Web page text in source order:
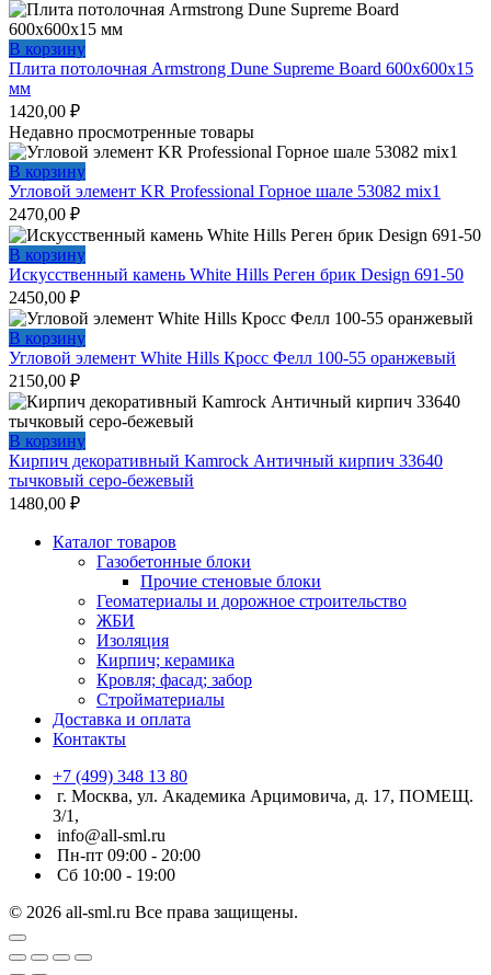
В корзину
Плита потолочная Armstrong Dune Supreme Board 600х600х15
мм
1420,00 ₽
Недавно просмотренные товары
В корзину
Угловой элемент KR Professional Горное шале 53082 mix1
2470,00 ₽
В корзину
Искусственный камень White Hills Реген брик Design 691-50
2450,00 ₽
В корзину
Угловой элемент White Hills Кросс Фелл 100-55 оранжевый
2150,00 ₽
В корзину
Кирпич декоративный Kamrock Античный кирпич 33640
тычковый серо-бежевый
1480,00 ₽
Каталог товаров
Газобетонные блоки
Прочие стеновые блоки
Геоматериалы и дорожное строительство
ЖБИ
Изоляция
Кирпич; керамика
Кровля; фасад; забор
Стройматериалы
Доставка и оплата
Контакты
+7 (499) 348 13 80
г. Москва, ул. Академика Арцимовича, д. 17, ПОМЕЩ.
3/1,
info@all-sml.ru
Пн-пт 09:00 - 20:00
Сб 10:00 - 19:00
© 2026 all-sml.ru Все права защищены.